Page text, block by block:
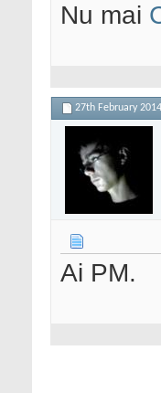
Nu mai
27th February
Ai PM.